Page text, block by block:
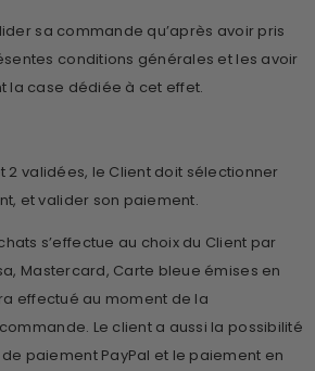
sa commande qu’après avoir pris
conditions générales et les avoir
la case dédiée à cet effet.
2 validées, le Client doit sélectionner
et valider son paiement.
s’effectue au choix du Client par
Mastercard, Carte bleue émises en
effectué au moment de la
Le client a aussi la possibilité
paiement PayPal et le paiement en